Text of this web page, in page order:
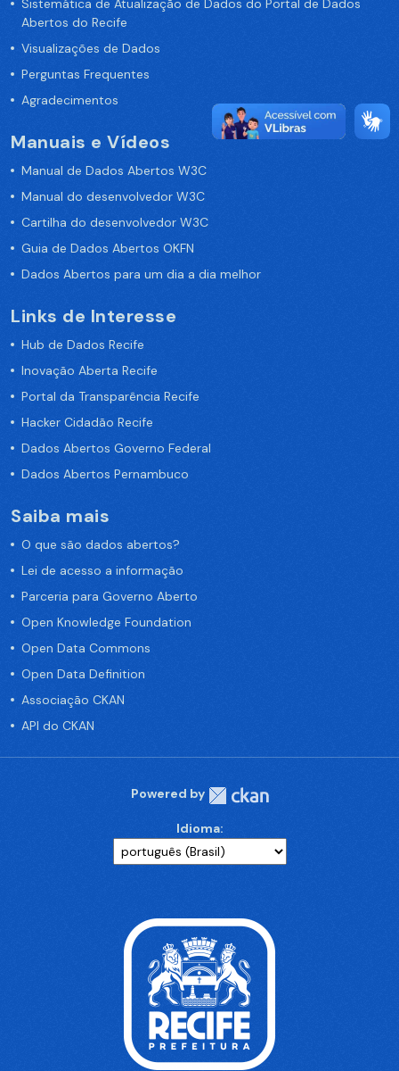
Sistemática de Atualização de Dados do Portal de Dados
Abertos do Recife
Visualizações de Dados
Perguntas Frequentes
Agradecimentos
Manuais e Vídeos
Manual de Dados Abertos W3C
Manual do desenvolvedor W3C
Cartilha do desenvolvedor W3C
Guia de Dados Abertos OKFN
Dados Abertos para um dia a dia melhor
Links de Interesse
Hub de Dados Recife
Inovação Aberta Recife
Portal da Transparência Recife
Hacker Cidadão Recife
Dados Abertos Governo Federal
Dados Abertos Pernambuco
Saiba mais
O que são dados abertos?
Lei de acesso a informação
Parceria para Governo Aberto
Open Knowledge Foundation
Open Data Commons
Open Data Definition
Associação CKAN
API do CKAN
Powered by
Idioma